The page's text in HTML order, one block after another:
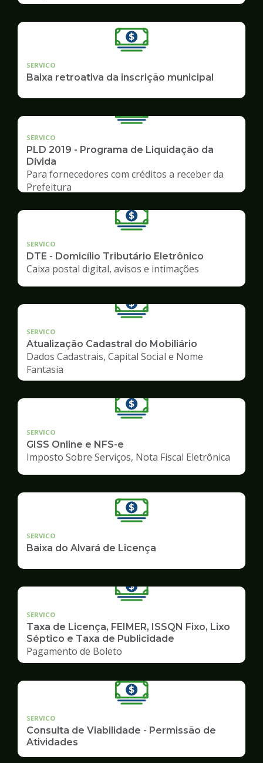
SERVICO
Baixa retroativa da inscrição municipal
SERVICO
PLD 2019 - Programa de Liquidação da
Dívida
Para fornecedores com créditos a receber da
Prefeitura
SERVICO
DTE - Domicílio Tributário Eletrônico
Caixa postal digital, avisos e intimações
SERVICO
Atualização Cadastral do Mobiliário
Dados Cadastrais, Capital Social e Nome
Fantasia
SERVICO
GISS Online e NFS-e
Imposto Sobre Serviços, Nota Fiscal Eletrônica
SERVICO
Baixa do Alvará de Licença
SERVICO
Taxa de Licença, FEIMER, ISSQN Fixo, Lixo
Séptico e Taxa de Publicidade
Pagamento de Boleto
SERVICO
Consulta de Viabilidade - Permissão de
Atividades